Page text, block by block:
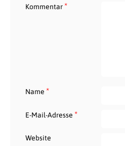
Kommentar*
Name *
E-Mail-Adresse *
Website